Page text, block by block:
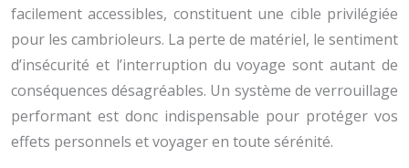
facilement accessibles, constituent une cible privilégiée
pour les cambrioleurs. La perte de matériel, le sentiment
d’insécurité et l’interruption du voyage sont autant de
conséquences désagréables. Un système de verrouillage
performant est donc indispensable pour protéger vos
effets personnels et voyager en toute sérénité.